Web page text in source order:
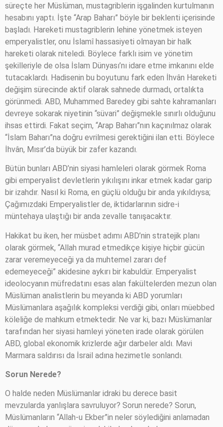
süreçte her Müslüman, mustagriblerin işgalinden kurtulmanın
hesabını yaptı. İşte “Arap Baharı” böyle bir beklenti içerisinde
başladı. Hareketi mustagriblerin lehine yönetmek isteyen
emperyalistler, onu İslamî hassasiyeti olmayan bir halk
hareketi olarak niteledi. Böylece farklı isim ve yönetim
şekilleriyle de olsa İslam Dünyası’nı idare etme imkanını elde
tutacaklardı. Hadisenin bu boyutunu fark eden İhvân Hareketi
değişim sürecinde aktif olarak sahnede durmadı, ortalıkta
görünmedi. ABD, Muhammed Baredey gibi sahte kahramanları
devreye sokarak niyetinin “süvari” değişmekle sınırlı olduğunu
ihsas ettirdi. Fakat seçim, “Arap Baharı”nın kaçınılmaz olarak
“İslam Baharı”na doğru evrilmesi gerektiğini ilan etti. Böylece
İhvân, Mısır’da büyük bir zafer kazandı.
Bütün bunları ABD’nin siyasi hamleleri olarak görmek Roma
gibi emperyalist devletlerin yıkılışını inkar etmek kadar garip
bir izahdır. Nasıl ki Roma, en güçlü olduğu bir anda yıkıldıysa;
Çağımızdaki Emperyalistler de, iktidarlarının sidre-i
müntehaya ulaştığı bir anda zevalle tanışacaktır.
Hakikat bu iken, her müsbet adımı ABD’nin stratejik planı
olarak görmek, “Allah murad etmedikçe kişiye hiçbir gücün
zarar veremeyeceği ya da muhtemel zararı def
edemeyeceği” akidesine aykırı bir kabuldür. Emperyalist
ideolocyanın müfredatını esas alan fakültelerden mezun olan
Müslüman analistlerin bu meyanda ki ABD yorumları
Müslümanlara aşağılık kompleksi verdiği gibi, onları müebbed
köleliğe de mahkum etmektedir. Ne var ki, bazı Müslümanlar
tarafından her siyasi hamleyi yöneten irade olarak görülen
ABD, global ekonomik krizlerde ağır darbeler aldı. Mavi
Marmara saldırısı da İsrail adına hezimetle sonlandı.
Sorun Nerede?
O halde neden Müslümanlar idraki bu derece basit
mevzularda yanlışlara savruluyor? Sorun nerede? Sorun,
Müslümanların “Allah-u Ekber”in neler söylediğini anlamadan